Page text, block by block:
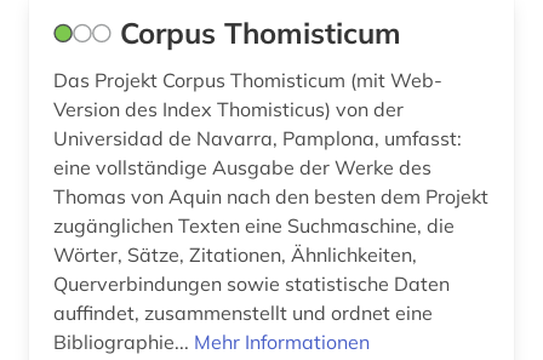
Corpus Thomisticum
Das Projekt Corpus Thomisticum (mit Web-
Version des Index Thomisticus) von der
Universidad de Navarra, Pamplona, umfasst:
eine vollständige Ausgabe der Werke des
Thomas von Aquin nach den besten dem Projekt
zugänglichen Texten eine Suchmaschine, die
Wörter, Sätze, Zitationen, Ähnlichkeiten,
Querverbindungen sowie statistische Daten
auffindet, zusammenstellt und ordnet eine
Bibliographie... Mehr Informationen